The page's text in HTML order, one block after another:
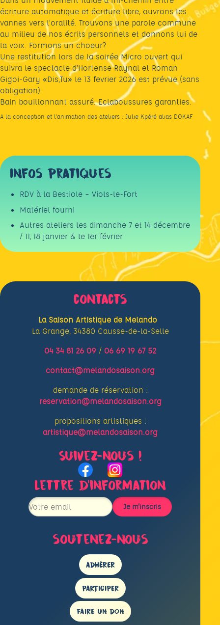
écriture automatique et écriture libre, ouvrons les
vannes vers l’oralité. Trouvons une parole commune
au milieu de nos écrits personnels et donnons lui de
la voix. Formons un choeur?
Une restitution lors de la soirée Micro ouvert qui
suivra le spectacle d’Hortense Raynal et Roman
Gigoi-Gary «Dis,Tu» le 13 fevrier 2026 est prévue (sans
obligation)
Bain bouillonnant assuré. Eclaboussures garanties.
A la conception et l’animation des ateliers : Julie Kpéré alias DOKAF
Infos pratiques
RDV à la Bestiole – Viols-le-Fort
Matériel fourni
Autres ateliers les dimanche 7 et 14 décembre
/ 11, 18 janvier & le 1er février
contacts
La Saison Artistique de Melando
La Grange, 34380 Causse-de-la-Selle
04 34 81 26 09 / 06 69 19 67 52
contact@melandosaison.org
demande de réservation :
reservation@melandosaison.org
propositions artistiques :
artistique@melandosaison.org
Suivez-nous !
Lettre d’information
soutenez-nous
ADHÉRER
PARTICIPER
FAIRE UN DON